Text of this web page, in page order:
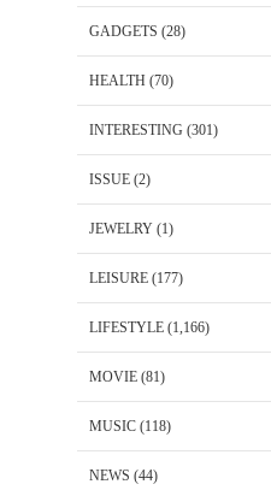
GADGETS (28)
HEALTH (70)
INTERESTING (301)
ISSUE (2)
JEWELRY (1)
LEISURE (177)
LIFESTYLE (1,166)
MOVIE (81)
MUSIC (118)
NEWS (44)